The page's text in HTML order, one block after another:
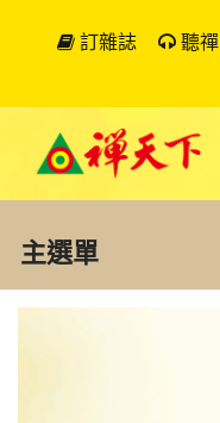
訂雜誌 聽禪
主選單